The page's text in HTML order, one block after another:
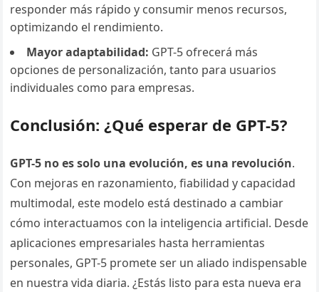
responder más rápido y consumir menos recursos,
optimizando el rendimiento.
Mayor adaptabilidad: GPT-5 ofrecerá más
opciones de personalización, tanto para usuarios
individuales como para empresas.
Conclusión: ¿Qué esperar de GPT-5?
GPT-5 no es solo una evolución, es una revolución.
Con mejoras en razonamiento, fiabilidad y capacidad
multimodal, este modelo está destinado a cambiar
cómo interactuamos con la inteligencia artificial. Desde
aplicaciones empresariales hasta herramientas
personales, GPT-5 promete ser un aliado indispensable
en nuestra vida diaria. ¿Estás listo para esta nueva era